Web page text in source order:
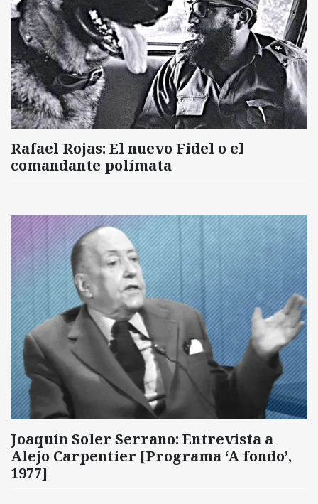
Rafael Rojas: El nuevo Fidel o el
comandante polímata
Joaquín Soler Serrano: Entrevista a
Alejo Carpentier [Programa ‘A fondo’,
1977]